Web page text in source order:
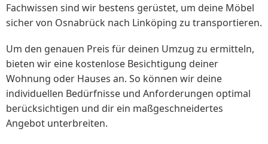
Fachwissen sind wir bestens gerüstet, um deine Möbel
sicher von Osnabrück nach Linköping zu transportieren.
Um den genauen Preis für deinen Umzug zu ermitteln,
bieten wir eine kostenlose Besichtigung deiner
Wohnung oder Hauses an. So können wir deine
individuellen Bedürfnisse und Anforderungen optimal
berücksichtigen und dir ein maßgeschneidertes
Angebot unterbreiten.